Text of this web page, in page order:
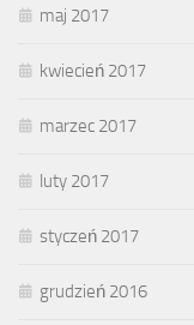
maj 2017
kwiecień 2017
marzec 2017
luty 2017
styczeń 2017
grudzień 2016